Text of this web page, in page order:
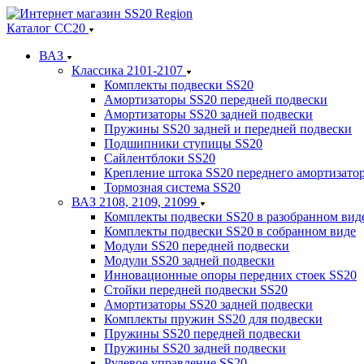
Каталог СС20
ВАЗ
Классика 2101-2107
Комплекты подвески SS20
Амортизаторы SS20 передней подвески
Амортизаторы SS20 задней подвески
Пружины SS20 задней и передней подвески
Подшипники ступицы SS20
Сайлентблоки SS20
Крепление штока SS20 переднего
Тормозная система SS20
ВАЗ 2108, 2109, 21099
Комплекты подвески SS20 в разобранном
Комплекты подвески SS20 в собранном виде
Модули SS20 передней подвески
Модули SS20 задней подвески
Инновационные опоры передних стоек SS20
Стойки передней подвески SS20
Амортизаторы SS20 задней подвески
Комплекты пружин SS20 для подвески
Пружины SS20 передней подвески
Пружины SS20 задней подвески